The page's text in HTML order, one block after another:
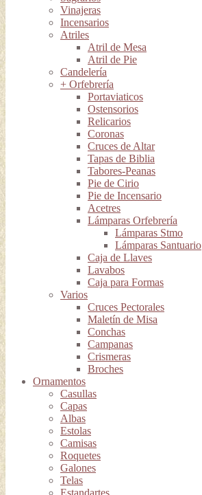
Vinajeras
Incensarios
Atriles
Atril de Mesa
Atril de Pie
Candelería
+ Orfebrería
Portaviaticos
Ostensorios
Relicarios
Coronas
Cruces de Altar
Tapas de Biblia
Tabores-Peanas
Pie de Cirio
Pie de Incensario
Acetres
Lámparas Orfebrería
Lámparas Stmo
Lámparas Santuario
Caja de Llaves
Lavabos
Caja para Formas
Varios
Cruces Pectorales
Maletín de Misa
Conchas
Campanas
Crismeras
Broches
Ornamentos
Casullas
Capas
Albas
Estolas
Camisas
Roquetes
Galones
Telas
Estandartes